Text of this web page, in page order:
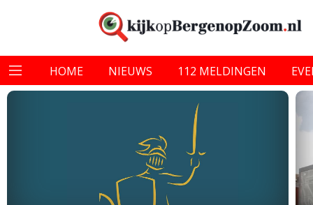
HOME NIEUWS 112 MELDINGEN